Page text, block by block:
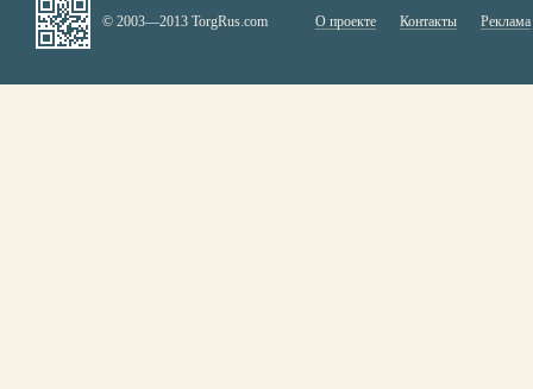
© 2003—2013 TorgRus.com О проекте Контакты Реклама